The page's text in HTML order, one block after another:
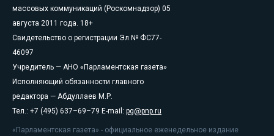
массовых коммуникаций (Роскомнадзор) 05
августа 2011 года. 18+
Свидетельство о регистрации Эл № ФС77-
46097
Учредитель — АНО «Парламентская газета»
Исполняющий обязанности главного
редактора — Абдуллаев М.Р.
Тел.: +7 (495) 637–69–79 E-mail: pg@pnp.ru
«Парламентская газета» - официальное еженедельное издание